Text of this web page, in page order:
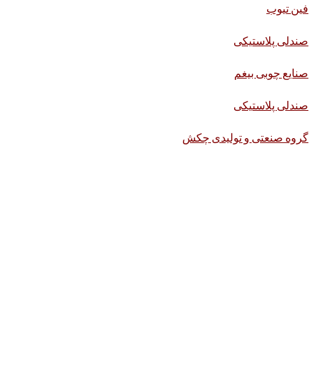
فین تیوب
صندلی پلاستیکی
صنایع چوبی بیغم
صندلی پلاستیکی
گروه صنعتی و تولیدی چکش